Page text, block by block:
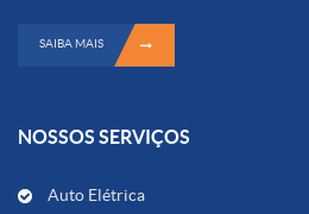
SAIBA MAIS
NOSSOS SERVIÇOS
Auto Elétrica